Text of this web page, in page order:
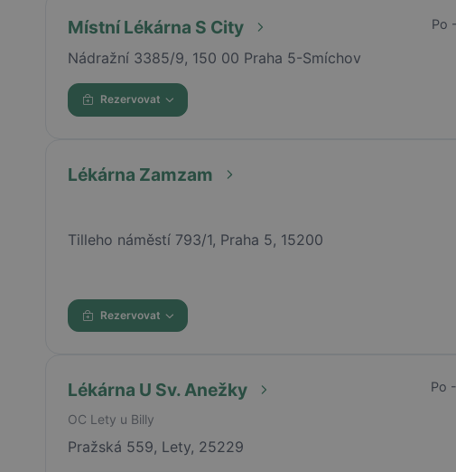
Místní Lékárna S City
Nádražní 3385/9, 150 00 Praha 5-Smíchov
Po
Rezervovat
Lékárna Zamzam
Tilleho náměstí 793/1, Praha 5, 15200
Rezervovat
Lékárna U Sv. Anežky
OC Lety u Billy
Pražská 559, Lety, 25229
Po